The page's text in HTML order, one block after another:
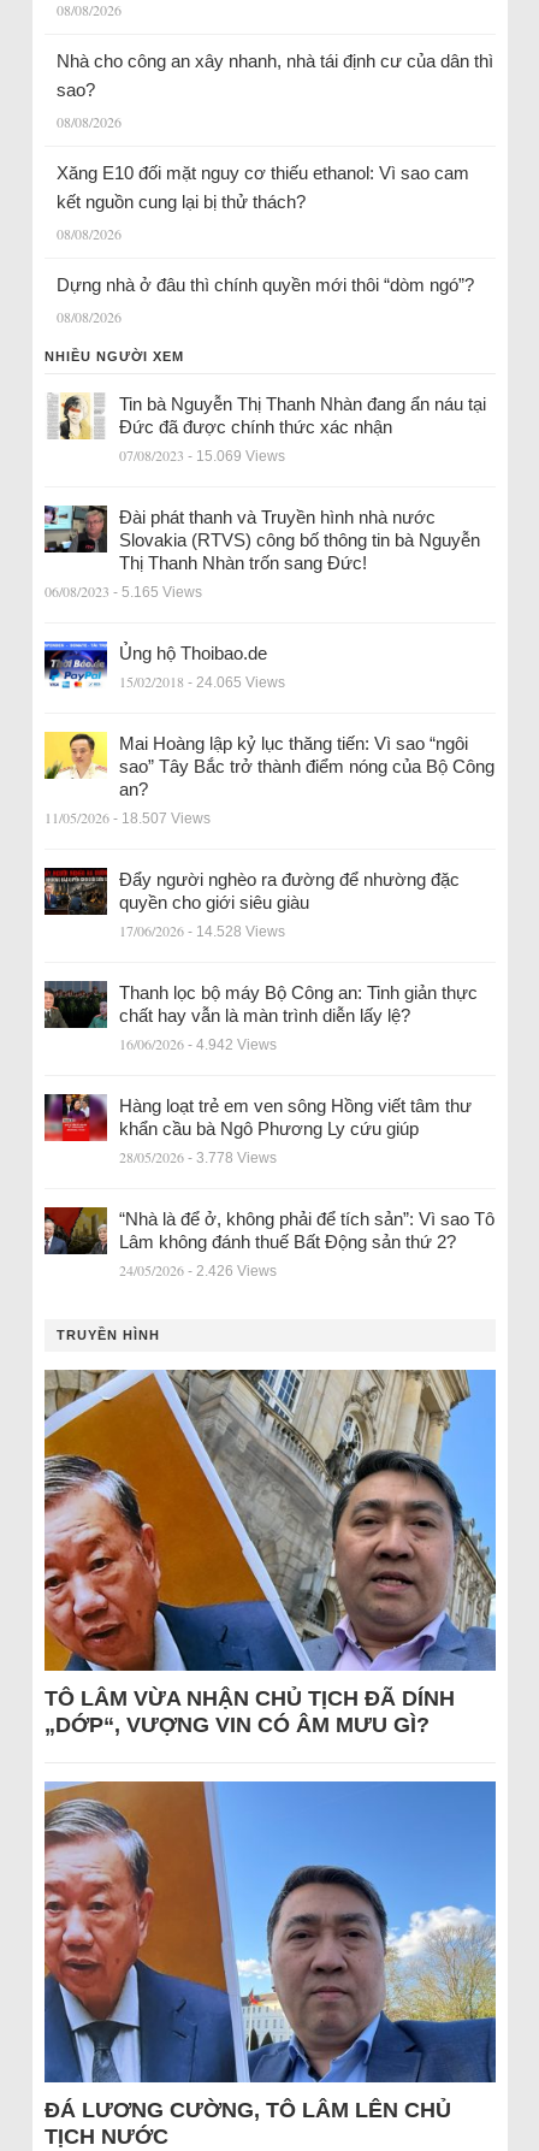
08/08/2026
Nhà cho công an xây nhanh, nhà tái định cư của dân thì
sao?
08/08/2026
Xăng E10 đối mặt nguy cơ thiếu ethanol: Vì sao cam
kết nguồn cung lại bị thử thách?
08/08/2026
Dựng nhà ở đâu thì chính quyền mới thôi “dòm ngó”?
08/08/2026
NHIỀU NGƯỜI XEM
Tin bà Nguyễn Thị Thanh Nhàn đang ẩn náu tại
Đức đã được chính thức xác nhận
07/08/2023 - 15.069 Views
Đài phát thanh và Truyền hình nhà nước
Slovakia (RTVS) công bố thông tin bà Nguyễn
Thị Thanh Nhàn trốn sang Đức!
06/08/2023 - 5.165 Views
Ủng hộ Thoibao.de
15/02/2018 - 24.065 Views
Mai Hoàng lập kỷ lục thăng tiến: Vì sao “ngôi
sao” Tây Bắc trở thành điểm nóng của Bộ Công
an?
11/05/2026 - 18.507 Views
Đẩy người nghèo ra đường để nhường đặc
quyền cho giới siêu giàu
17/06/2026 - 14.528 Views
Thanh lọc bộ máy Bộ Công an: Tinh giản thực
chất hay vẫn là màn trình diễn lấy lệ?
16/06/2026 - 4.942 Views
Hàng loạt trẻ em ven sông Hồng viết tâm thư
khẩn cầu bà Ngô Phương Ly cứu giúp
28/05/2026 - 3.778 Views
“Nhà là để ở, không phải để tích sản”: Vì sao Tô
Lâm không đánh thuế Bất Động sản thứ 2?
24/05/2026 - 2.426 Views
TRUYỀN HÌNH
TÔ LÂM VỪA NHẬN CHỦ TỊCH ĐÃ DÍNH
„DỚP“, VƯỢNG VIN CÓ ÂM MƯU GÌ?
ĐÁ LƯƠNG CƯỜNG, TÔ LÂM LÊN CHỦ
TỊCH NƯỚC